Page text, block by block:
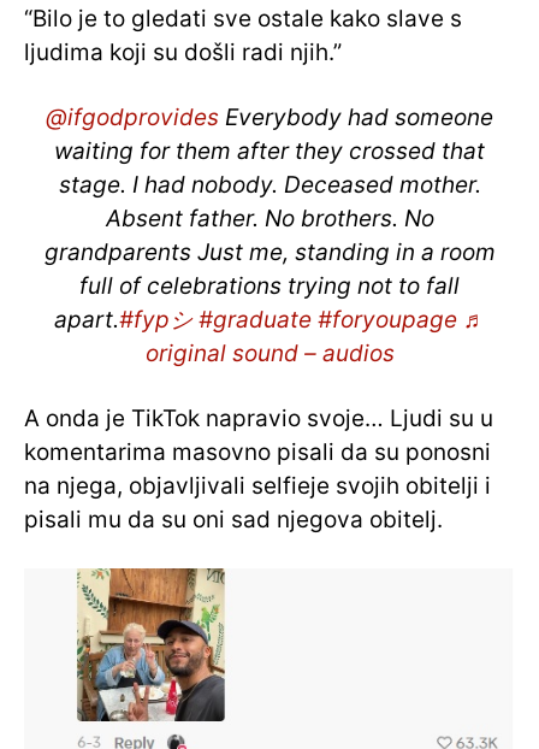
“Bilo je to gledati sve ostale kako slave s
ljudima koji su došli radi njih.”
@ifgodprovides Everybody had someone
waiting for them after they crossed that
stage. I had nobody. Deceased mother.
Absent father. No brothers. No
grandparents Just me, standing in a room
full of celebrations trying not to fall
apart.#fypシ #graduate #foryoupage ♬
original sound – audios
A onda je TikTok napravio svoje… Ljudi su u
komentarima masovno pisali da su ponosni
na njega, objavljivali selfieje svojih obitelji i
pisali mu da su oni sad njegova obitelj.